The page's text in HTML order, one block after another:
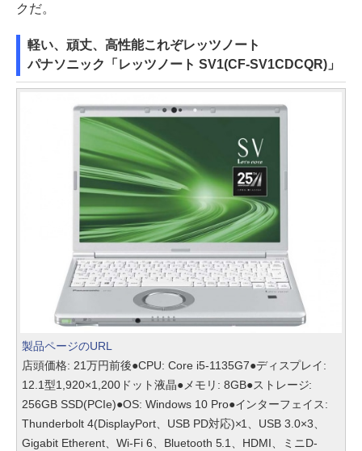
クだ。
軽い、頑丈、高性能これぞレッツノート
パナソニック「レッツノート SV1(CF-SV1CDCQR)」
製品ページのURL
店頭価格: 21万円前後●CPU: Core i5-1135G7●ディスプレイ:
12.1型1,920×1,200ドット液晶●メモリ: 8GB●ストレージ:
256GB SSD(PCIe)●OS: Windows 10 Pro●インターフェイス:
Thunderbolt 4(DisplayPort、USB PD対応)×1、USB 3.0×3、
Gigabit Etherent、Wi-Fi 6、Bluetooth 5.1、HDMI、ミニD-